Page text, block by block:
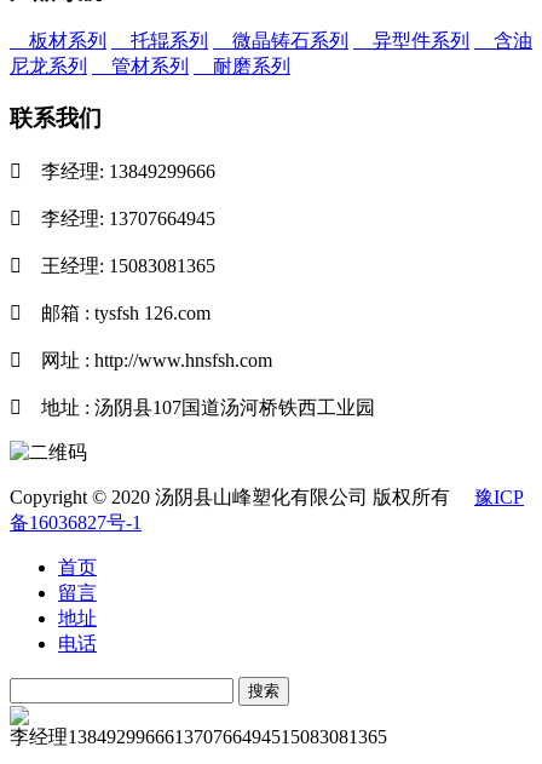
板材系列 托辊系列 微晶铸石系列 异型件系列
含油
尼龙系列
管材系列 耐磨系列
联系我们
 李经理: 13849299666
 李经理: 13707664945
 王经理: 15083081365
 邮箱 : tysfsh 126.com
 网址 : http://www.hnsfsh.com
 地址 : 汤阴县107国道汤河桥铁西工业园
Copyright © 2020 汤阴县山峰塑化有限公司 版权所有 豫ICP
备16036827号-1
首页
留言
地址
电话
李经理138492996661370766494515083081365